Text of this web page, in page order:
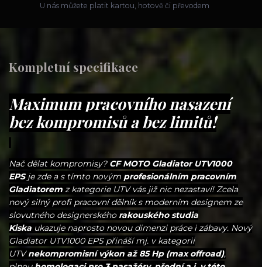
U nás můžete platit kartou, hotově či převodem
Kompletní specifikace
Maximum pracovního nasazení
bez kompromisů a bez limitů!
Nač dělat kompromisy? CF MOTO Gladiator UTV1000
EPSje zde a s tímto novým profesionálním pracovním
Gladiatorem z kategorie UTV vás již nic nezastaví! Zcela
nový silný profi pracovní dělník s moderním designem ze
slovutného designerského rakouského studia
Kiska ukazuje naprosto novou dimenzi práce i zábavy. Nový
Gladiator UTV1000 EPS přináší mj. v kategorii
UTVnekompromisní výkon až 85 Hp (max offroad),